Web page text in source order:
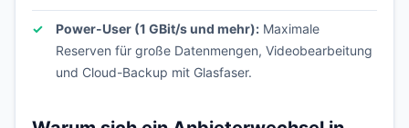
Power-User (1 GBit/s und mehr): Maximale
Reserven für große Datenmengen, Videobearbeitung
und Cloud-Backup mit Glasfaser.